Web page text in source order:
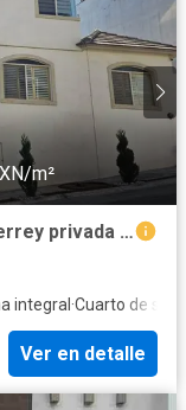
m²
Casa en Venta Cumbres Elite Monterrey privada del bosque Monterrey, N.L
integral ·Cuarto de
Ver en detalle